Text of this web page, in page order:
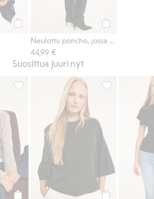
44,99 €
Suosittua juuri nyt
Hienoneuloksinen neuletakki, Lisää
Neulottu